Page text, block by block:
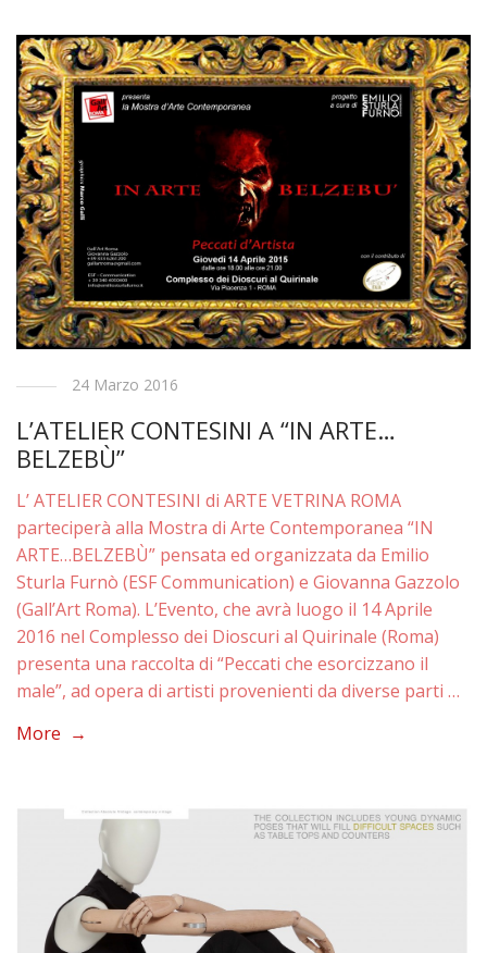
24 Marzo 2016
L’ATELIER CONTESINI A “IN ARTE…
BELZEBÙ”
L’ ATELIER CONTESINI di ARTE VETRINA ROMA
parteciperà alla Mostra di Arte Contemporanea “IN
ARTE…BELZEBÙ” pensata ed organizzata da Emilio
Sturla Furnò (ESF Communication) e Giovanna Gazzolo
(Gall’Art Roma). L’Evento, che avrà luogo il 14 Aprile
2016 nel Complesso dei Dioscuri al Quirinale (Roma)
presenta una raccolta di “Peccati che esorcizzano il
male”, ad opera di artisti provenienti da diverse parti …
More →